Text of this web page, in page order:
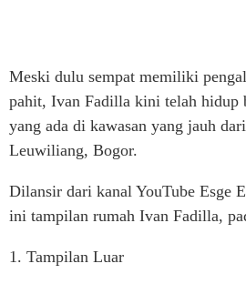
Meski dulu sempat memiliki
pahit, Ivan Fadilla kini telah hidup
yang ada di kawasan yang jauh
Leuwiliang, Bogor.
Dilansir dari kanal YouTube Esge
ini tampilan rumah Ivan Fadilla,
1. Tampilan Luar